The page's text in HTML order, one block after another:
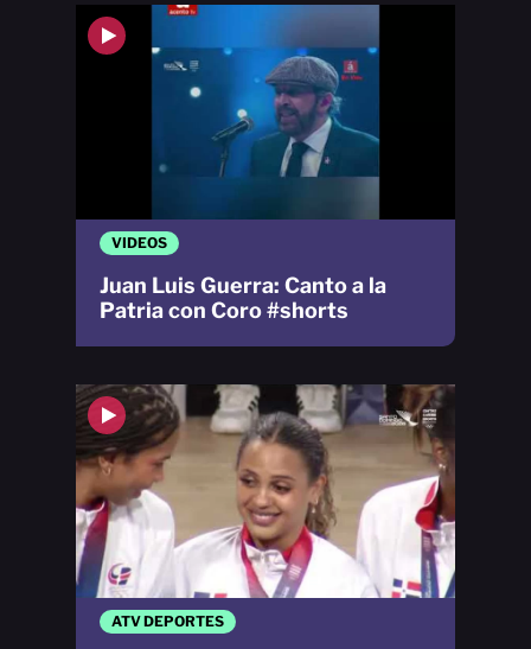
ATV DEPORTES
VIDEOS
Juan Luis Guerra: Canto a la
Patria con Coro #shorts